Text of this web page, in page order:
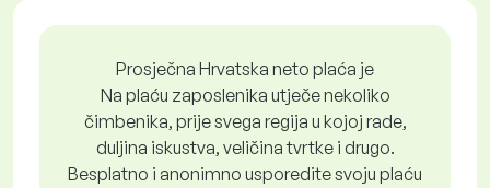
Prosječna Hrvatska neto plaća je
Na plaću zaposlenika utječe nekoliko
čimbenika, prije svega regija u kojoj rade,
duljina iskustva, veličina tvrtke i drugo.
Besplatno i anonimno usporedite svoju plaću